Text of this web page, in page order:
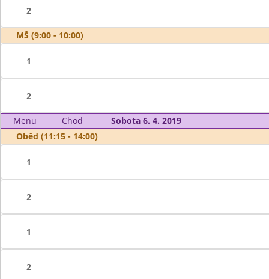
2
MŠ (9:00 - 10:00)
1
2
Menu Chod
Sobota 6. 4. 2019
Oběd (11:15 - 14:00)
1
2
1
2